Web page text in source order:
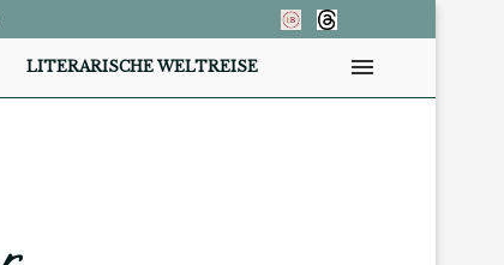
LITERARISCHE WELTREISE